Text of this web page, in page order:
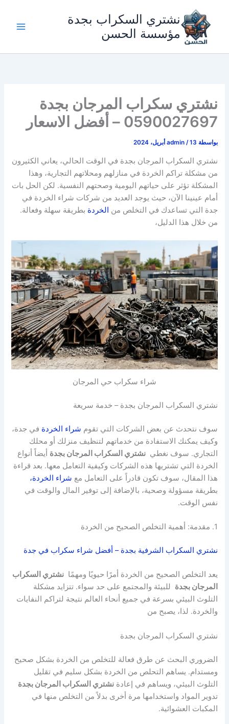
المحتوى
نشتري السكراب بجدة
مؤسسة الحسن
نشتري سكراب المرجان بجدة
0590027697 – أفضل الاسعار
بواسطة admin /13 أبريل، 2024
نشتري السكراب المرجان بجدة في الوقت الحالي، يعاني الكثيرون
من مشكلة تراكم الخردة في منازلهم ومحلاتهم التجارية، وهذا
المشكلة تؤثر على حياتهم اليومية وصحتهم النفسية. لكن الحل بات
أمام عينينا الآن، حيث يوجد العديد من شركات شراء الخردة في
جدة التي تساعدك في التخلص من الخردة بطريقة سهلة وفعالة.
من خلال هذا الدليل،
شراء سكراب حي المرجان
نشتري السكراب المرجان بجدة – خدمة سريعة
سوف نتحدث عن بعض الشركات التي تقوم شراء الخردة في جدة،
وكيف يمكنك الاستفادة من خدماتهم لتنظيف منزلك أو محلك
التجاري. سوف نغطينشتري السكراب المرجان بجدة أيضاً أنواع
الخردة التي تشتريها هذه الشركات وكيفية التعامل معها. بعد قراءة
هذا المقال، سوف تكون قادراً على التعامل مع شراء الخردة،
بطريقة مسؤولة وصحية، بالإضافة إلى توفير المال والوقت في
نفس الوقت.
1. مقدمة: أهمية التخلص الصحيح من الخردة
نشتري السكراب الشرفية بجدة – أفضل شراء سكراب في جدة
يعد التخلص الصحيح من الخردة أمرًا حيويًا ومهمًانشتري السكراب
المرجان بجدة للبيئة والمجتمع على حد سواء. تتزايد مشكلة
التلوث البيئي بسرعة في جميع أنحاء العالم نتيجة لتراكم النفايات
والخردة. لذا، يصبح من
نشتري السكراب المرجان بجدة
الضروري البحث عن طرق فعالة للتخلص من الخردة بشكل صحيح
ومستدام. يساهم التحلص من الخردة بشكل سليم في تقليل
التلوث البيئي، ويساهم في إعادةنشتري السكراب المرجان بجدة
تدوير المواد واستخدامها مرة أخرى بدلاً من التخلص منها في
المكبات العشوائية.